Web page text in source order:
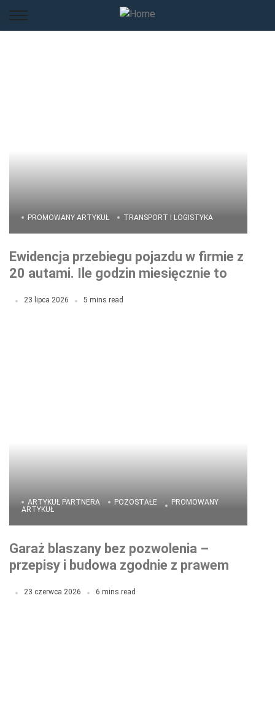
PROMOWANY ARTYKUŁ TRANSPORT I LOGISTYKA
Ewidencja przebiegu pojazdu w firmie z
20 autami. Ile godzin miesięcznie to
23 lipca 2026 5 mins read
ARTYKUŁ PARTNERA POZOSTAŁE
PROMOWANY
ARTYKUŁ
Garaż blaszany bez pozwolenia –
przepisy i budowa zgodnie z prawem
23 czerwca 2026 6 mins read